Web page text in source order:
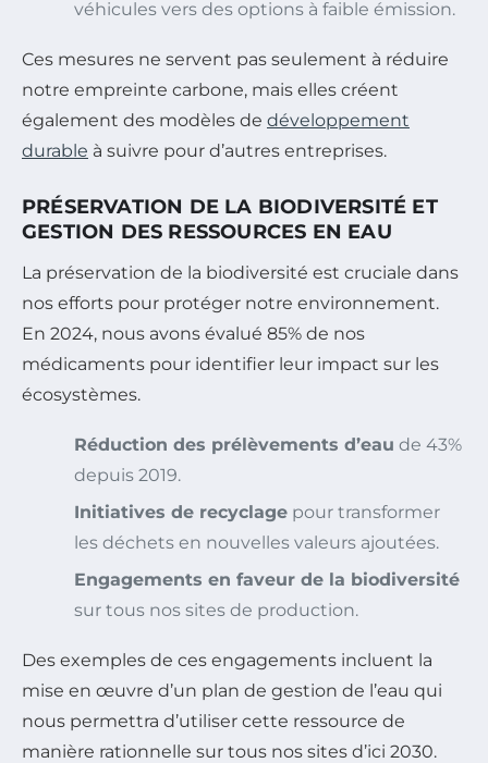
véhicules vers des options à faible émission.
Ces mesures ne servent pas seulement à réduire
notre empreinte carbone, mais elles créent
également des modèles de développement
durable à suivre pour d’autres entreprises.
PRÉSERVATION DE LA BIODIVERSITÉ ET
GESTION DES RESSOURCES EN EAU
La préservation de la biodiversité est cruciale dans
nos efforts pour protéger notre environnement.
En 2024, nous avons évalué 85% de nos
médicaments pour identifier leur impact sur les
écosystèmes.
Réduction des prélèvements d’eau de 43%
depuis 2019.
Initiatives de recyclage pour transformer
les déchets en nouvelles valeurs ajoutées.
Engagements en faveur de la biodiversité
sur tous nos sites de production.
Des exemples de ces engagements incluent la
mise en œuvre d’un plan de gestion de l’eau qui
nous permettra d’utiliser cette ressource de
manière rationnelle sur tous nos sites d’ici 2030.